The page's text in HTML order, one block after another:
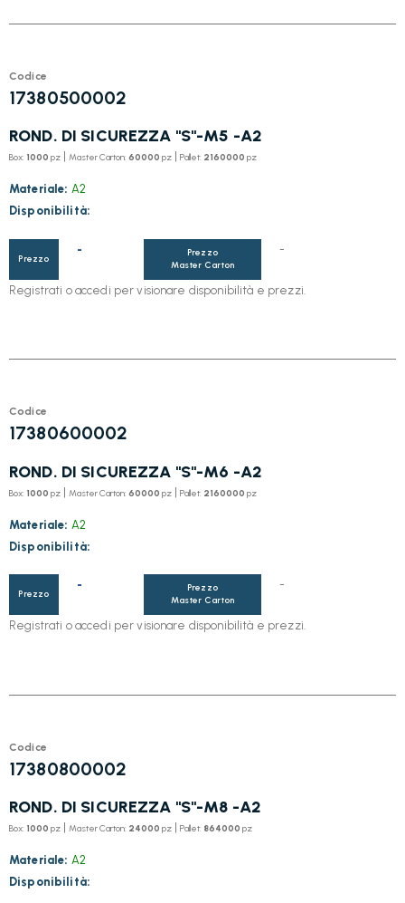
Codice
17380500002
ROND. DI SICUREZZA "S"-M5 -A2
Box: 1000 pz Master Carton: 60000 pz Pallet: 2160000 pz
Materiale: A2
Disponibilità:
Prezzo
-
Prezzo
Master Carton
-
Registrati o accedi per visionare disponibilità e prezzi.
Codice
17380600002
ROND. DI SICUREZZA "S"-M6 -A2
Box: 1000 pz Master Carton: 60000 pz Pallet: 2160000 pz
Materiale: A2
Disponibilità:
Prezzo
-
Prezzo
Master Carton
-
Registrati o accedi per visionare disponibilità e prezzi.
Codice
17380800002
ROND. DI SICUREZZA "S"-M8 -A2
Box: 1000 pz Master Carton: 24000 pz Pallet: 864000 pz
Materiale: A2
Disponibilità: